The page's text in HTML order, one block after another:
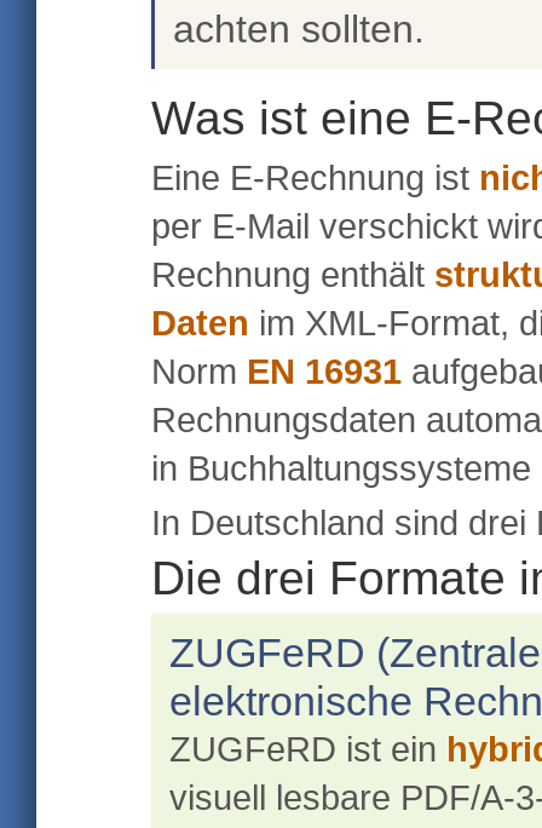
achten sollten.
Was ist eine E-
Eine E-Rechnung ist
per E-Mail verschickt
Rechnung enthält
Daten im XML-Format,
Norm EN 16931
Rechnungsdaten
in
In Deutschland sind
Die drei Formate
ZUGFeRD
elektronische
ZUGFeRD ist ein
visuell lesbare PDF/A-